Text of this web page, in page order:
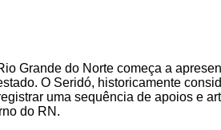
Grande do Norte começa a
O Seridó, historicamente
uma sequência de apoios e
do RN.